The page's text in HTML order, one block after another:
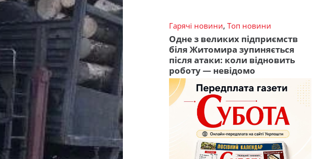
Гарячі новини, Топ новини
Одне з великих підприємств
біля Житомира зупиняється
після атаки: коли відновить
роботу — невідомо